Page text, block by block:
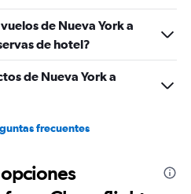
de Nueva York a
de hotel?
de Nueva York a
frecuentes